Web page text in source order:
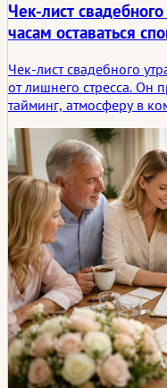
Чек-лист
часам оставаться
Чек-лист свадебного
от лишнего стресса. Он
тайминг, атмосферу в
спокойным и